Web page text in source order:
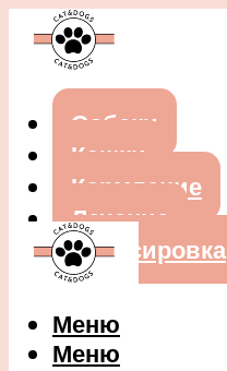
Собаки
Кошки
Кормление
Лечение
Дрессировка
Меню
Меню